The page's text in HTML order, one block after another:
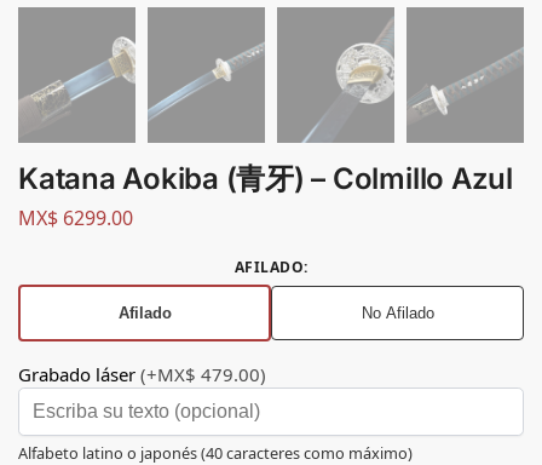
Katana Aokiba (青牙) – Colmillo Azul
MX$ 6299.00
AFILADO:
Afilado No Afilado
Grabado láser (+MX$ 479.00)
Alfabeto latino o japonés (40 caracteres como máximo)